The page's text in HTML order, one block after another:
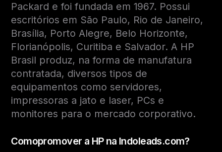
Packard e foi fundada em 1967. Possui
escritórios em São Paulo, Rio de Janeiro,
Brasília, Porto Alegre, Belo Horizonte,
Florianópolis, Curitiba e Salvador. A HP
Brasil produz, na forma de manufatura
contratada, diversos tipos de
equipamentos como servidores,
impressoras a jato e laser, PCs e
monitores para o mercado corporativo.
Comopromover a HP na Indoleads.com?